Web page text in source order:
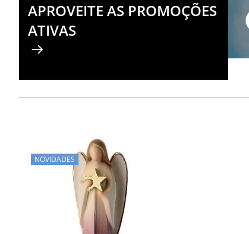
APROVEITE AS PROMOÇÕES
ATIVAS
NOVIDADES